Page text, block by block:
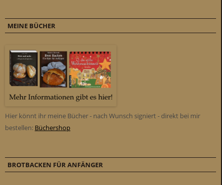
MEINE BÜCHER
Hier könnt ihr meine Bücher - nach Wunsch signiert - direkt bei mir
bestellen: Büchershop
BROTBACKEN FÜR ANFÄNGER